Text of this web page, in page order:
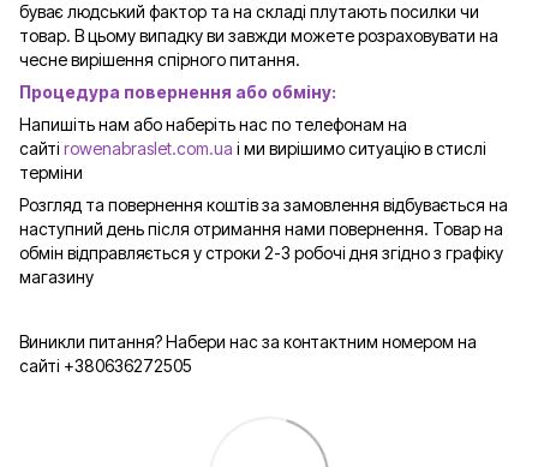
буває людський фактор та на складі плутають посилки чи
товар. В цьому випадку ви завжди можете розраховувати на
чесне вирішення спірного питання.
Процедура повернення або обміну:
Напишіть нам або наберіть нас по телефонам на
сайті rowenabraslet.com.ua і ми вирішимо ситуацію в стислі
терміни
Розгляд та повернення коштів за замовлення відбувається на
наступний день після отримання нами повернення. Товар на
обмін відправляється у строки 2-3 робочі дня згідно з графіку
магазину
Виникли питання? Набери нас за контактним номером на
сайті +380636272505